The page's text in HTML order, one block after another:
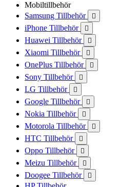
Mobiltillbehör
Samsung Tillbehör

iPhone Tillbehör 
Huawei Tillbehör 
Xiaomi Tillbehör 
OnePlus Tillbehör 
Sony Tillbehör 
LG Tillbehör 
Google Tillbehör 
Nokia Tillbehör 
Motorola Tillbehör 
HTC Tillbehör 
Oppo Tillbehör 
Meizu Tillbehör 
Doogee Tillbehör 